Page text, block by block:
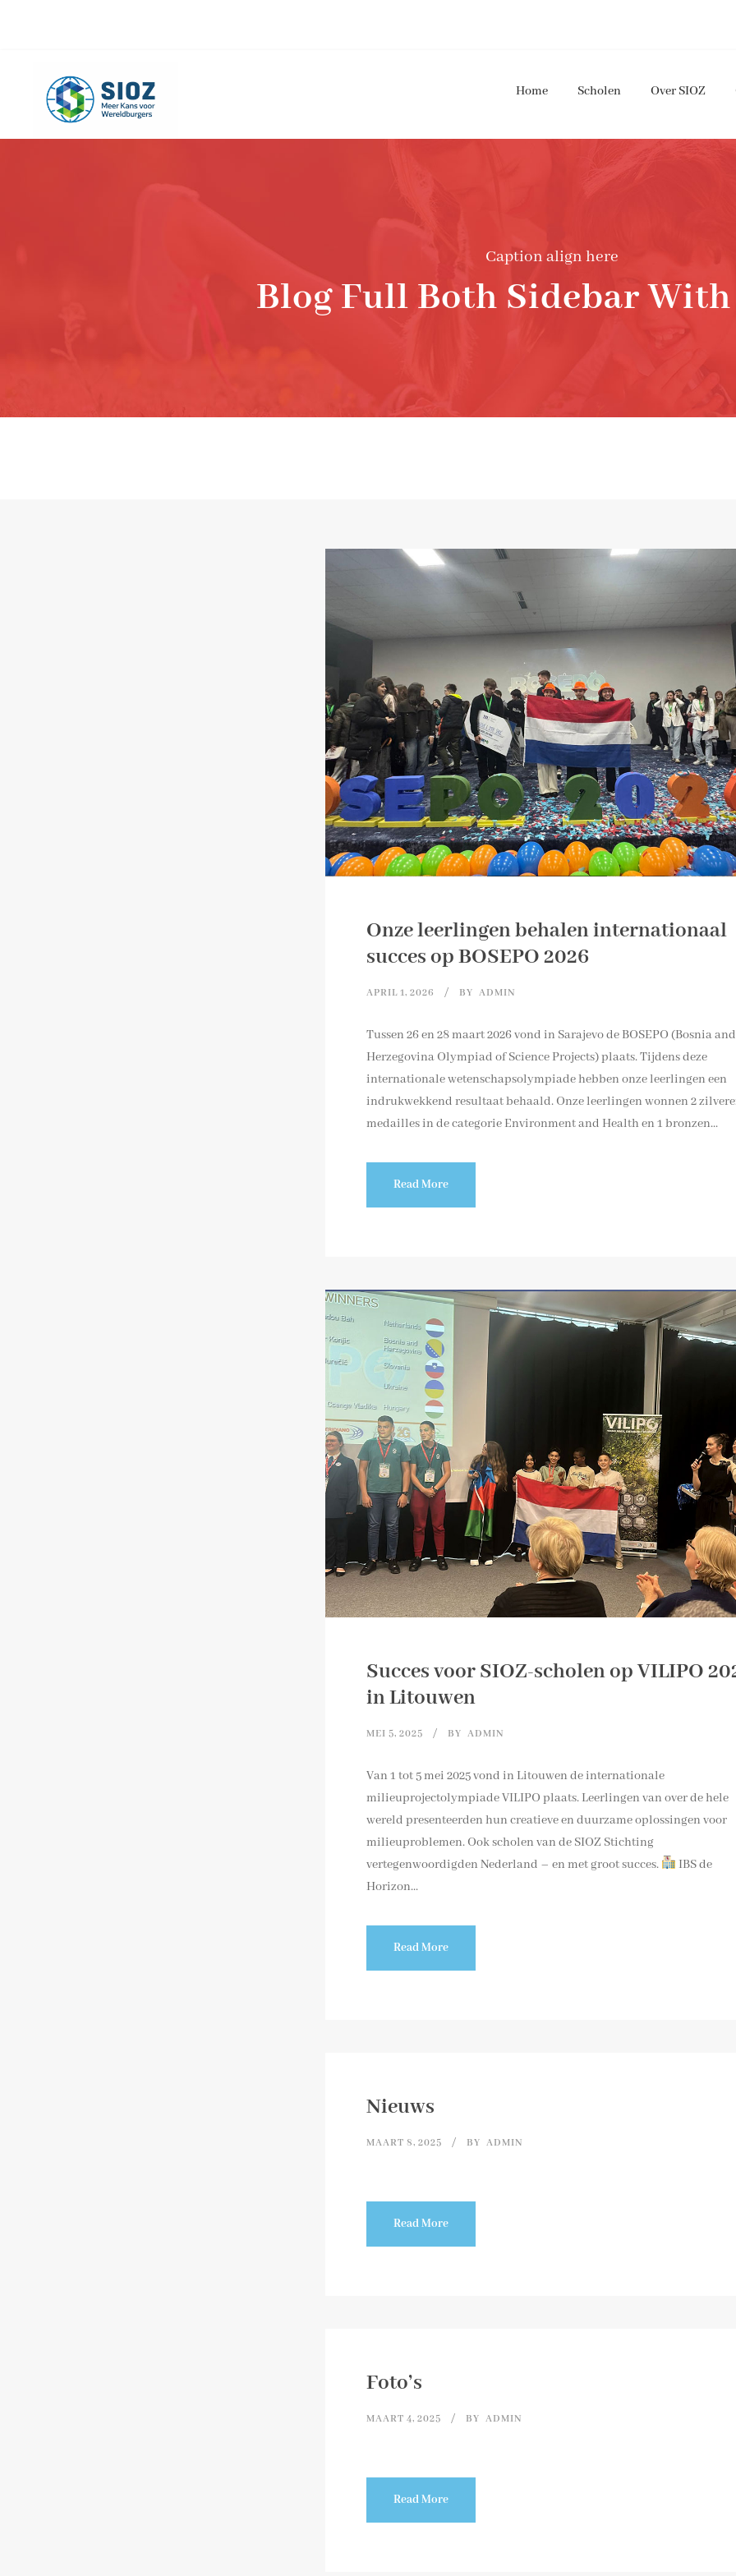
Home Scholen Over SIOZ
Caption align here
Blog Full Both Sidebar
Onze leerlingen behalen internationaal
succes op BOSEPO 2026
APRIL 1, 2026 BY ADMIN
Tussen 26 en 28 maart 2026 vond in Sarajevo de BOSEPO (Bosnia and
Herzegovina Olympiad of Science Projects) plaats. Tijdens deze
internationale wetenschapsolympiade hebben onze leerlingen een
indrukwekkend resultaat behaald. Onze leerlingen wonnen 2
medailles in de categorie Environment and Health en 1 bronzen...
Read More
Succes voor SIOZ-scholen op VILIPO
in Litouwen
MEI 5, 2025 BY ADMIN
Van 1 tot 5 mei 2025 vond in Litouwen de internationale
milieuprojectolympiade VILIPO plaats. Leerlingen van over de hele
wereld presenteerden hun creatieve en duurzame oplossingen voor
milieuproblemen. Ook scholen van de SIOZ Stichting
vertegenwoordigden Nederland – en met groot succes.
IBS de
Horizon...
Read More
Nieuws
MAART 8, 2025 BY ADMIN
Read More
Foto’s
MAART 4, 2025 BY ADMIN
Read More